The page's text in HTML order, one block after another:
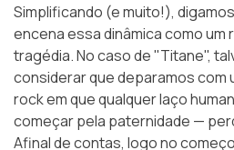
Simplificando (e muito!),
encena essa dinâmica como um
tragédia. No caso de "Titane",
considerar que deparamos com
rock em que qualquer laço
começar pela paternidade —
Afinal de contas, logo no